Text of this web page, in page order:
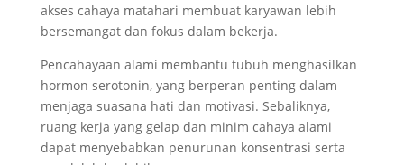
akses cahaya matahari membuat karyawan lebih
bersemangat dan fokus dalam bekerja.
Pencahayaan alami membantu tubuh menghasilkan
hormon serotonin, yang berperan penting dalam
menjaga suasana hati dan motivasi. Sebaliknya,
ruang kerja yang gelap dan minim cahaya alami
dapat menyebabkan penurunan konsentrasi serta